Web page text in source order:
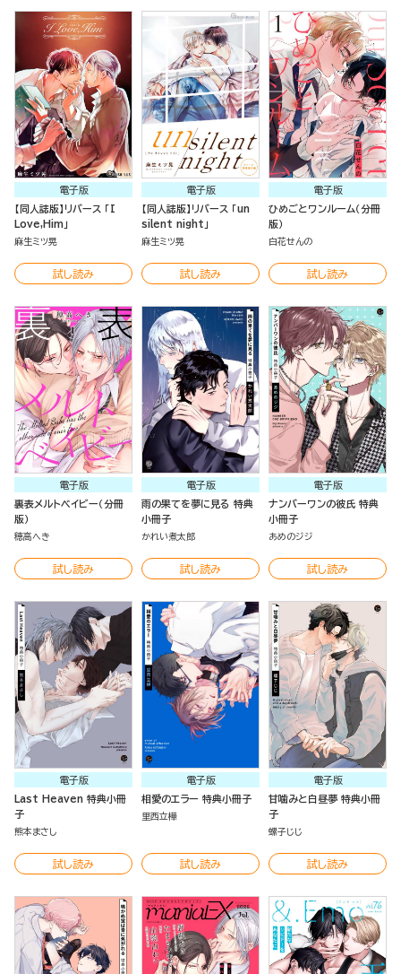
電子版
【同人誌版】リバース 「I
Love,Him」
麻生ミツ晃
試し読み
電子版
【同人誌版】リバース 「un
silent night」
麻生ミツ晃
試し読み
電子版
ひめごとワンルーム（分冊
版）
白花せんの
試し読み
電子版
裏表メルトベイビー（分冊
版）
穂高へき
試し読み
電子版
雨の果てを夢に見る 特典
小冊子
かれい煮太郎
試し読み
電子版
ナンバーワンの彼氏 特典
小冊子
あめのジジ
試し読み
電子版
Last Heaven 特典小冊
子
熊本まさし
試し読み
電子版
相愛のエラー 特典小冊子
里西立樺
試し読み
電子版
甘噛みと白昼夢 特典小冊
子
螺子じじ
試し読み